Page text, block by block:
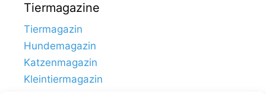
Tiermagazine
Tiermagazin
Hundemagazin
Katzenmagazin
Kleintiermagazin